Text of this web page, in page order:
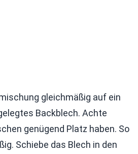
gleichmäßig auf ein
Backblech. Achte
genügend Platz haben. So
Schiebe das Blech in den